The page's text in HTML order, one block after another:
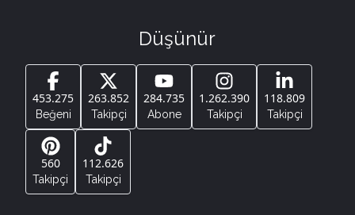
Düşünür
453.275
Beğeni
263.852
Takipçi
284.735
Abone
1.262.390
Takipçi
118.809
Takipçi
560
Takipçi
112.626
Takipçi